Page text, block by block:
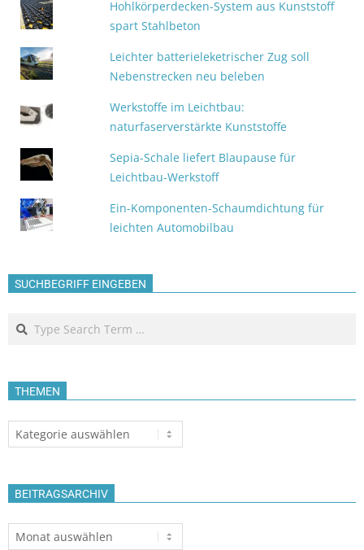
Hohlkörperdecken-System aus Kunststoff
spart Stahlbeton
Leichter batterieleketrischer Zug soll
Nebenstrecken neu beleben
Werkstoffe im Leichtbau:
naturfaserverstärkte Kunststoffe
Sepia-Schale liefert Blaupause für
Leichtbau-Werkstoff
Ein-Komponenten-Schaumdichtung für
leichten Automobilbau
SUCHBEGRIFF EINGEBEN
Search
THEMEN
Themen
BEITRAGSARCHIV
Beitragsarchiv